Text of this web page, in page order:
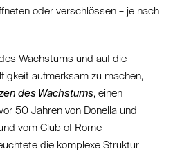
oder verschlössen – je nach
Wachstums und auf die
aufmerksam zu machen,
des Wachstums, einen
50 Jahren von Donella und
vom Club of Rome
die komplexe Struktur